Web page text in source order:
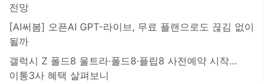
전망
[AI써봄] 오픈AI GPT-라이브, 무료 플랜으로도 끊김 없이
될까
갤럭시 Z 폴드8 울트라·폴드8·플립8 사전예약 시작…
이통3사 혜택 살펴보니